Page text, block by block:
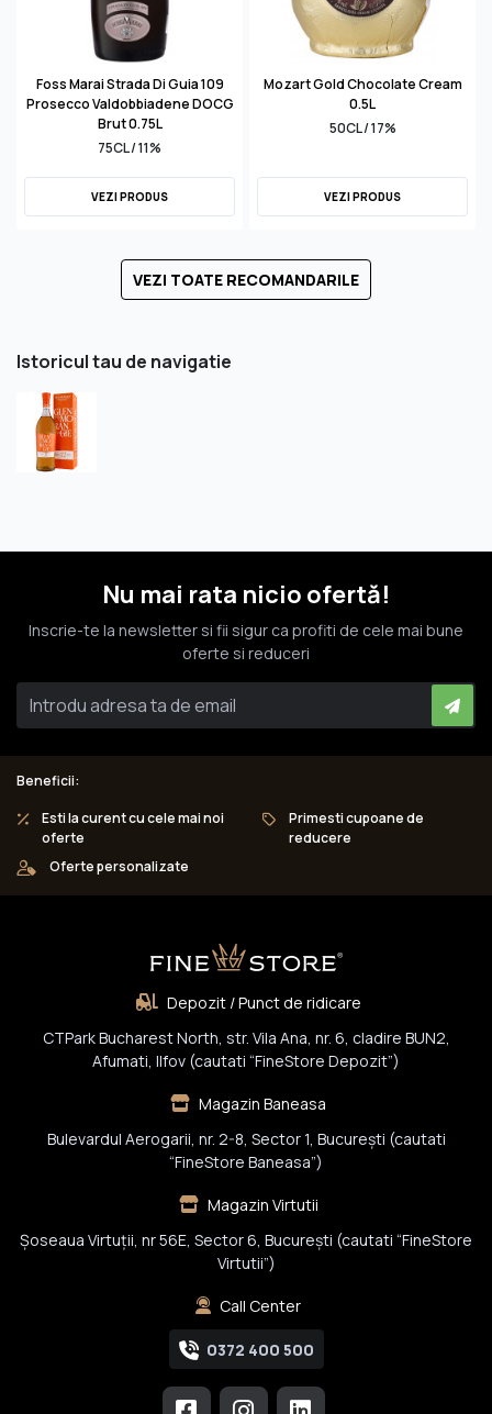
Foss Marai Strada Di Guia 109
Prosecco Valdobbiadene DOCG
Brut 0.75L
75CL / 11%
VEZI PRODUS
Mozart Gold Chocolate Cream
0.5L
50CL / 17%
VEZI PRODUS
VEZI TOATE RECOMANDARILE
Istoricul tau de navigatie
Nu mai rata nicio ofertă!
Inscrie-te la newsletter si fii sigur ca profiti de cele mai bune
oferte si reduceri
Beneficii:
Esti la curent cu cele mai noi
oferte
Primesti cupoane de
reducere
Oferte personalizate
Depozit / Punct de ridicare
CTPark Bucharest North, str. Vila Ana, nr. 6, cladire BUN2,
Afumati, Ilfov (cautati “FineStore Depozit”)
Magazin Baneasa
Bulevardul Aerogarii, nr. 2-8, Sector 1, Bucureşti (cautati
“FineStore Baneasa”)
Magazin Virtutii
Șoseaua Virtuții, nr 56E, Sector 6, București (cautati “FineStore
Virtutii”)
Call Center
0372 400 500